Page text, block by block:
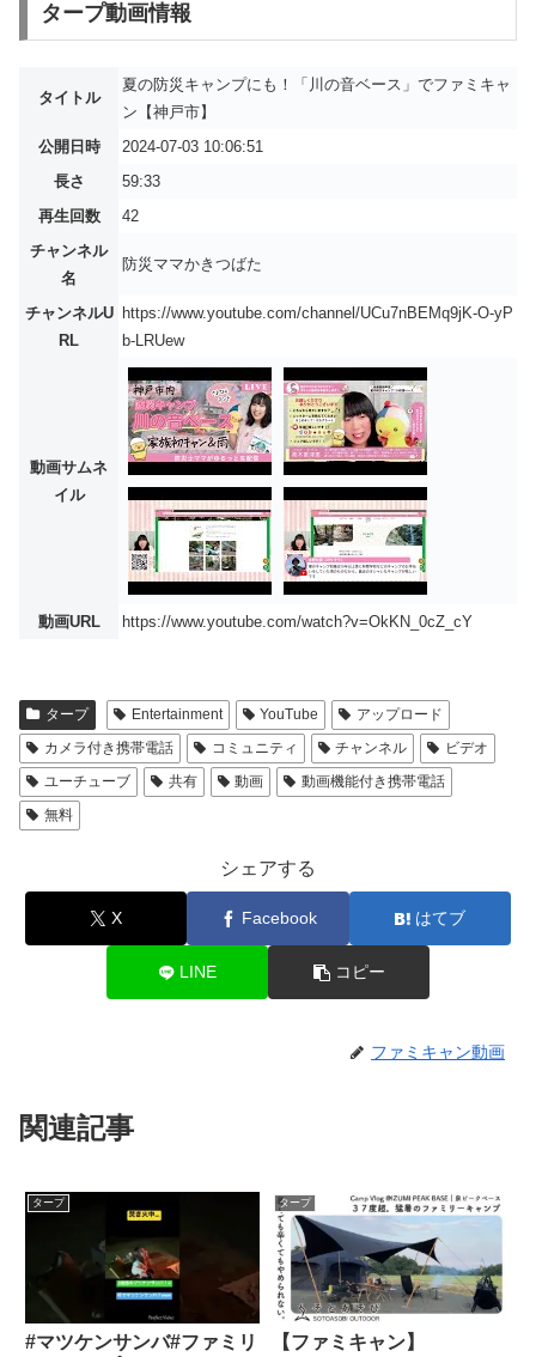
タープ動画情報
タイトル
夏の防災キャンプにも！「川の音ベース」でファミキャ
ン【神戸市】
公開日時
2024-07-03 10:06:51
長さ
59:33
再生回数
42
チャンネル
名
防災ママかきつばた
チャンネルU
RL
https://www.youtube.com/channel/UCu7nBEMq9jK-O-yP
b-LRUew
動画サムネ
イル
動画URL https://www.youtube.com/watch?v=OkKN_0cZ_cY
タープ Entertainment YouTube
アップロード
カメラ付き携帯電話
コミュニティ チャンネル
ビデオ
ユーチューブ
共有 動画
動画機能付き携帯電話
無料
シェアする
X Facebook はてブ
LINE コピー
ファミキャン動画
関連記事
タープ
#マツケンサンバ#ファミリ
タープ
【ファミキャン】